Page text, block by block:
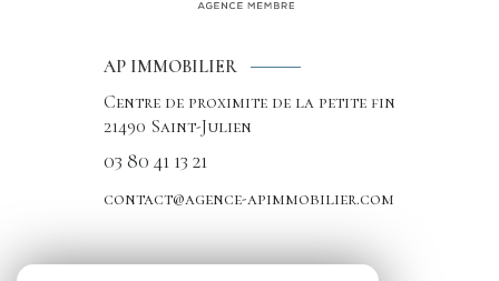
AP IMMOBILIER
Centre de proximite de la petite fin
21490 Saint-Julien
03 80 41 13 21
contact@agence-apimmobilier.com